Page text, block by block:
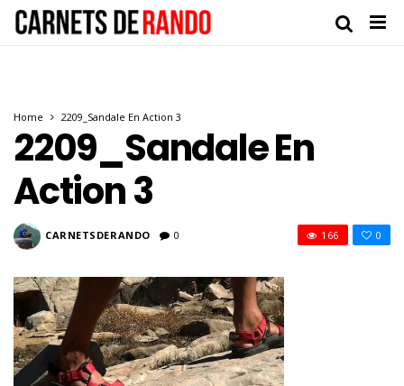
Home 2209_Sandale En Action 3
2209_Sandale En
Action 3
CARNETSDERANDO 0 0
166